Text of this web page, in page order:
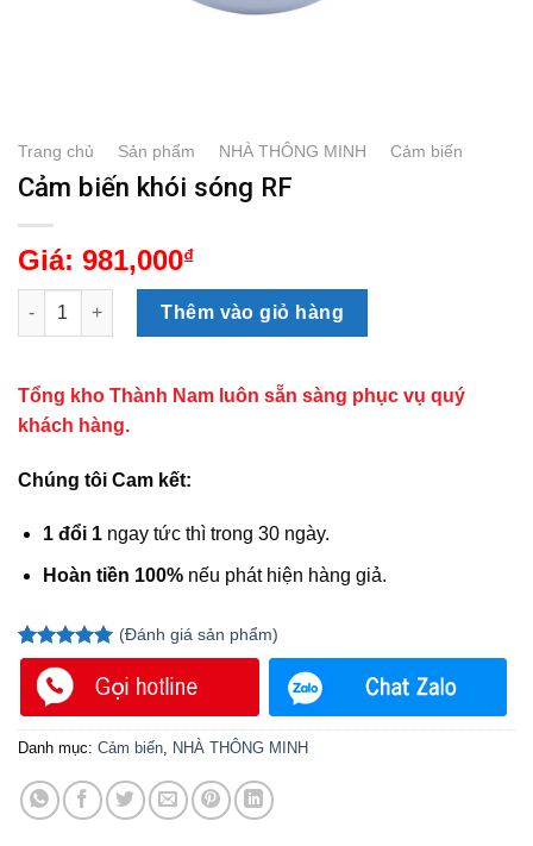
Trang chủ Sản phẩm NHÀ THÔNG MINH Cảm biến
Cảm biến khói sóng RF
Giá: 981,000₫
Cảm biến khói sóng RF số lượng
Thêm vào giỏ hàng
Tổng kho Thành Nam luôn sẵn sàng phục vụ quý
khách hàng.
Chúng tôi Cam kết:
1 đổi 1ngay tức thì trong 30 ngày.
Hoàn tiền 100%nếu phát hiện hàng giả.
5.00trên 5
dựa trên
1
đánh giá
(Đánh giá sản phẩm)
Danh mục: Cảm biến NHÀ THÔNG MINH